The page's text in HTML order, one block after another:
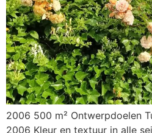
2006 500 m² Ontwerpdoelen
2006 Kleur en textuur in alle